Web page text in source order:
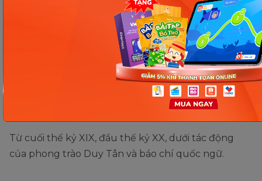
là bước ngoặt lớn?
Vì nó dễ học, dễ sử dụng, góp phần nâng cao dân
trí và phát triển văn hóa, giáo dục.
3. Chữ Quốc ngữ bắt đầu phổ
biến rộng rãi từ khi nào?
Từ cuối thế kỷ XIX, đầu thế kỷ XX, dưới tác động
của phong trào Duy Tân và báo chí quốc ngữ.